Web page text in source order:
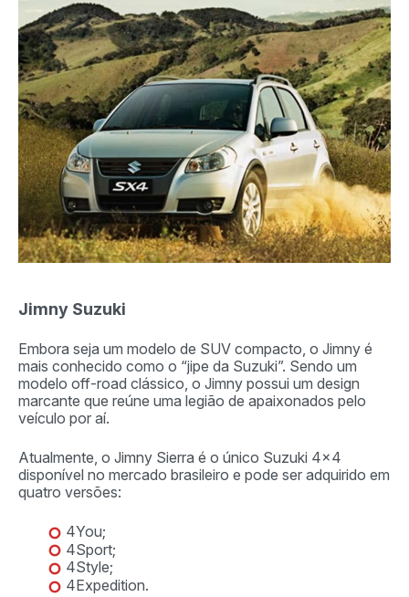
Jimny Suzuki
Embora seja um modelo de SUV compacto, o Jimny é
mais conhecido como o “jipe da Suzuki”. Sendo um
modelo off-road clássico, o Jimny possui um design
marcante que reúne uma legião de apaixonados pelo
veículo por aí.
Atualmente, o Jimny Sierra é o único Suzuki 4×4
disponível no mercado brasileiro e pode ser adquirido em
quatro versões:
4You;
4Sport;
4Style;
4Expedition.